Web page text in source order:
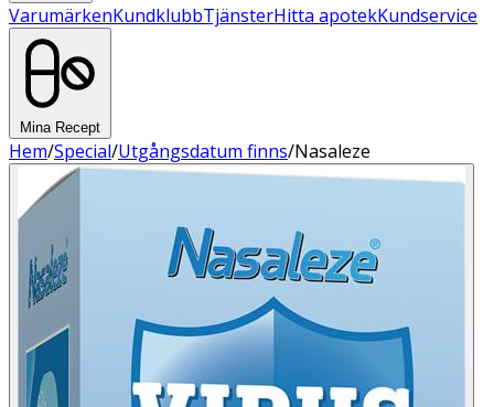
VarumärkenKundklubbTjänsterHitta apotekKundservice
Mina Recept
Hem/Special/Utgångsdatum finns/Nasaleze